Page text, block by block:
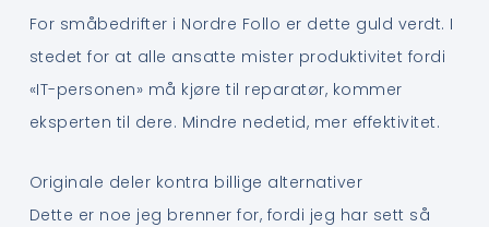
For småbedrifter i Nordre Follo er dette guld verdt. I
stedet for at alle ansatte mister produktivitet fordi
«IT-personen» må kjøre til reparatør, kommer
eksperten til dere. Mindre nedetid, mer effektivitet.
Originale deler kontra billige alternativer
Dette er noe jeg brenner for, fordi jeg har sett så